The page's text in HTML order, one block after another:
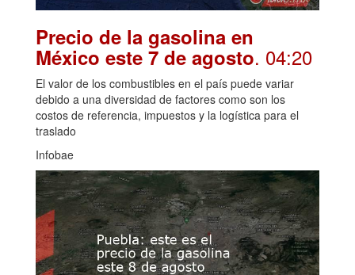
Precio de la gasolina en
México este 7 de agosto. 04:20
El valor de los combustibles en el país puede variar
debido a una diversidad de factores como son los
costos de referencia, impuestos y la logística para el
traslado
Infobae